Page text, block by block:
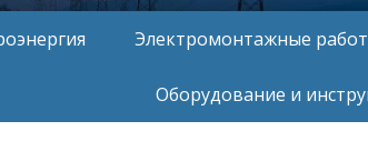
Электромонтажные
Оборудование и